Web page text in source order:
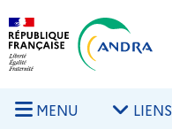
Aller au contenu principal
MENU